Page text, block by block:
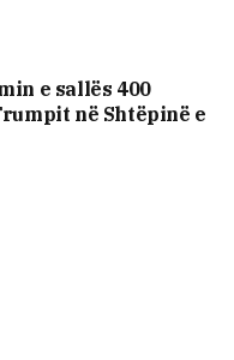
e sallës 400
në Shtëpinë e